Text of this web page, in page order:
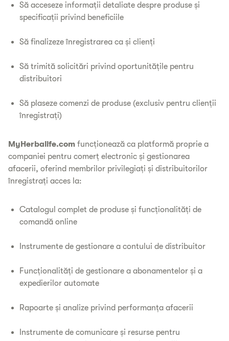
Să acceseze informații detaliate despre produse și
specificații privind beneficiile
Să finalizeze înregistrarea ca și clienți
Să trimită solicitări privind oportunitățile pentru
distribuitori
Să plaseze comenzi de produse (exclusiv pentru clienții
înregistrați)
MyHerbalife.com funcționează ca platformă proprie a
companiei pentru comerț electronic și gestionarea
afacerii, oferind membrilor privilegiați și distribuitorilor
înregistrați acces la:
Catalogul complet de produse și funcționalități de
comandă online
Instrumente de gestionare a contului de distribuitor
Funcționalități de gestionare a abonamentelor și a
expedierilor automate
Rapoarte și analize privind performanța afacerii
Instrumente de comunicare și resurse pentru